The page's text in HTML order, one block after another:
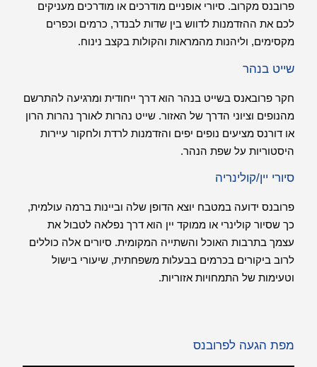
פרובנס מקרוב. סיורי אופניים מודרכים או מודרכים מעניקים
לכם את ההזדמנות לדווש בין שדות לבנדר, כרמים וכפרים
מקסימים, וליהנות מהמראות והקולות בקצב נינוח.
שייט בנהר
חקר פרובאנס בשייט בנהר הוא דרך ייחודית ומרגיעה להתרשם
מהנופים וציוני הדרך של האזור. שייט נהרות לאורך נהרות הרון
או דורנס מציעים נופים יפים והזדמנות לרדת ולחקור עיירות
היסטוריות על שפת הנהר.
סיורי יין/קולינריה
פרובנס ידועה במטבח יוצא הדופן שלה וביינות ברמה עולמית,
כך שסיור קולינרי או ממוקד יין הוא דרך נפלאה לטבול את
עצמך בתרבות האוכל והשתייה המקומית. סיורים אלה כוללים
לרוב ביקורים בכרמים בבעלות משפחתית, שיעורי בישול
וטעימות של התמחויות אזוריות.
מפת הגעה לפרובנס